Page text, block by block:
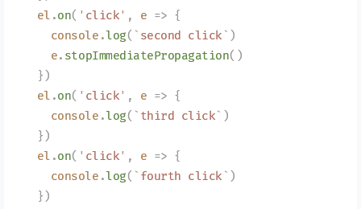
  el
.on( ' click' , e => {
    console
.log( ` second click ` )
    e
. stopImmediatePropagation()
  })
  el
.on( ' click' , e => {
    console
.log( ` third click` )
  })
  el
.on( ' click' , e => {
    console
.log( ` fourth click ` )
  })